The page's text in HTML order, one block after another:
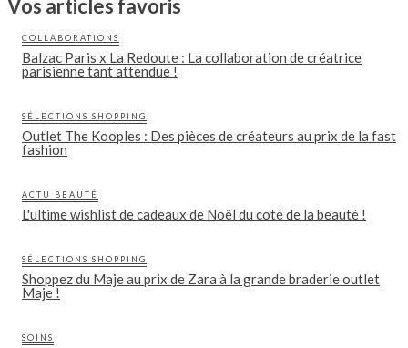
Vos articles favoris
COLLABORATIONS
Balzac Paris x La Redoute : La collaboration de créatrice
parisienne tant attendue !
SÉLECTIONS SHOPPING
Outlet The Kooples : Des pièces de créateurs au prix de la fast
fashion
ACTU BEAUTÉ
L'ultime wishlist de cadeaux de Noël du coté de la beauté !
SÉLECTIONS SHOPPING
Shoppez du Maje au prix de Zara à la grande braderie outlet
Maje !
SOINS